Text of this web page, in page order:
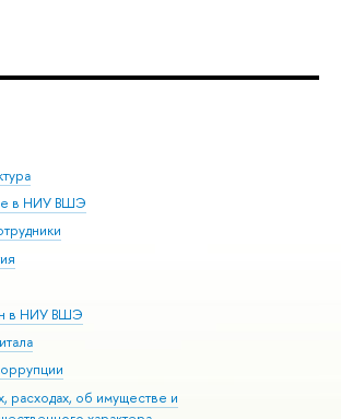
в НИУ ВШЭ
в НИУ ВШЭ
расходах, об имуществе и